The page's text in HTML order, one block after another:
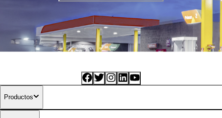
Productos